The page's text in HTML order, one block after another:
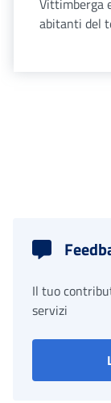
Vittimberga
abitanti del
Il tuo
servizi